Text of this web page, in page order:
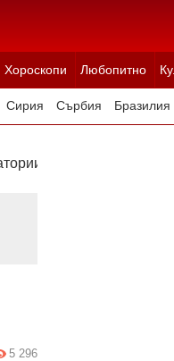
Хороскопи Любопитно
Сирия Сърбия Бразилия
в Украйна
5 296